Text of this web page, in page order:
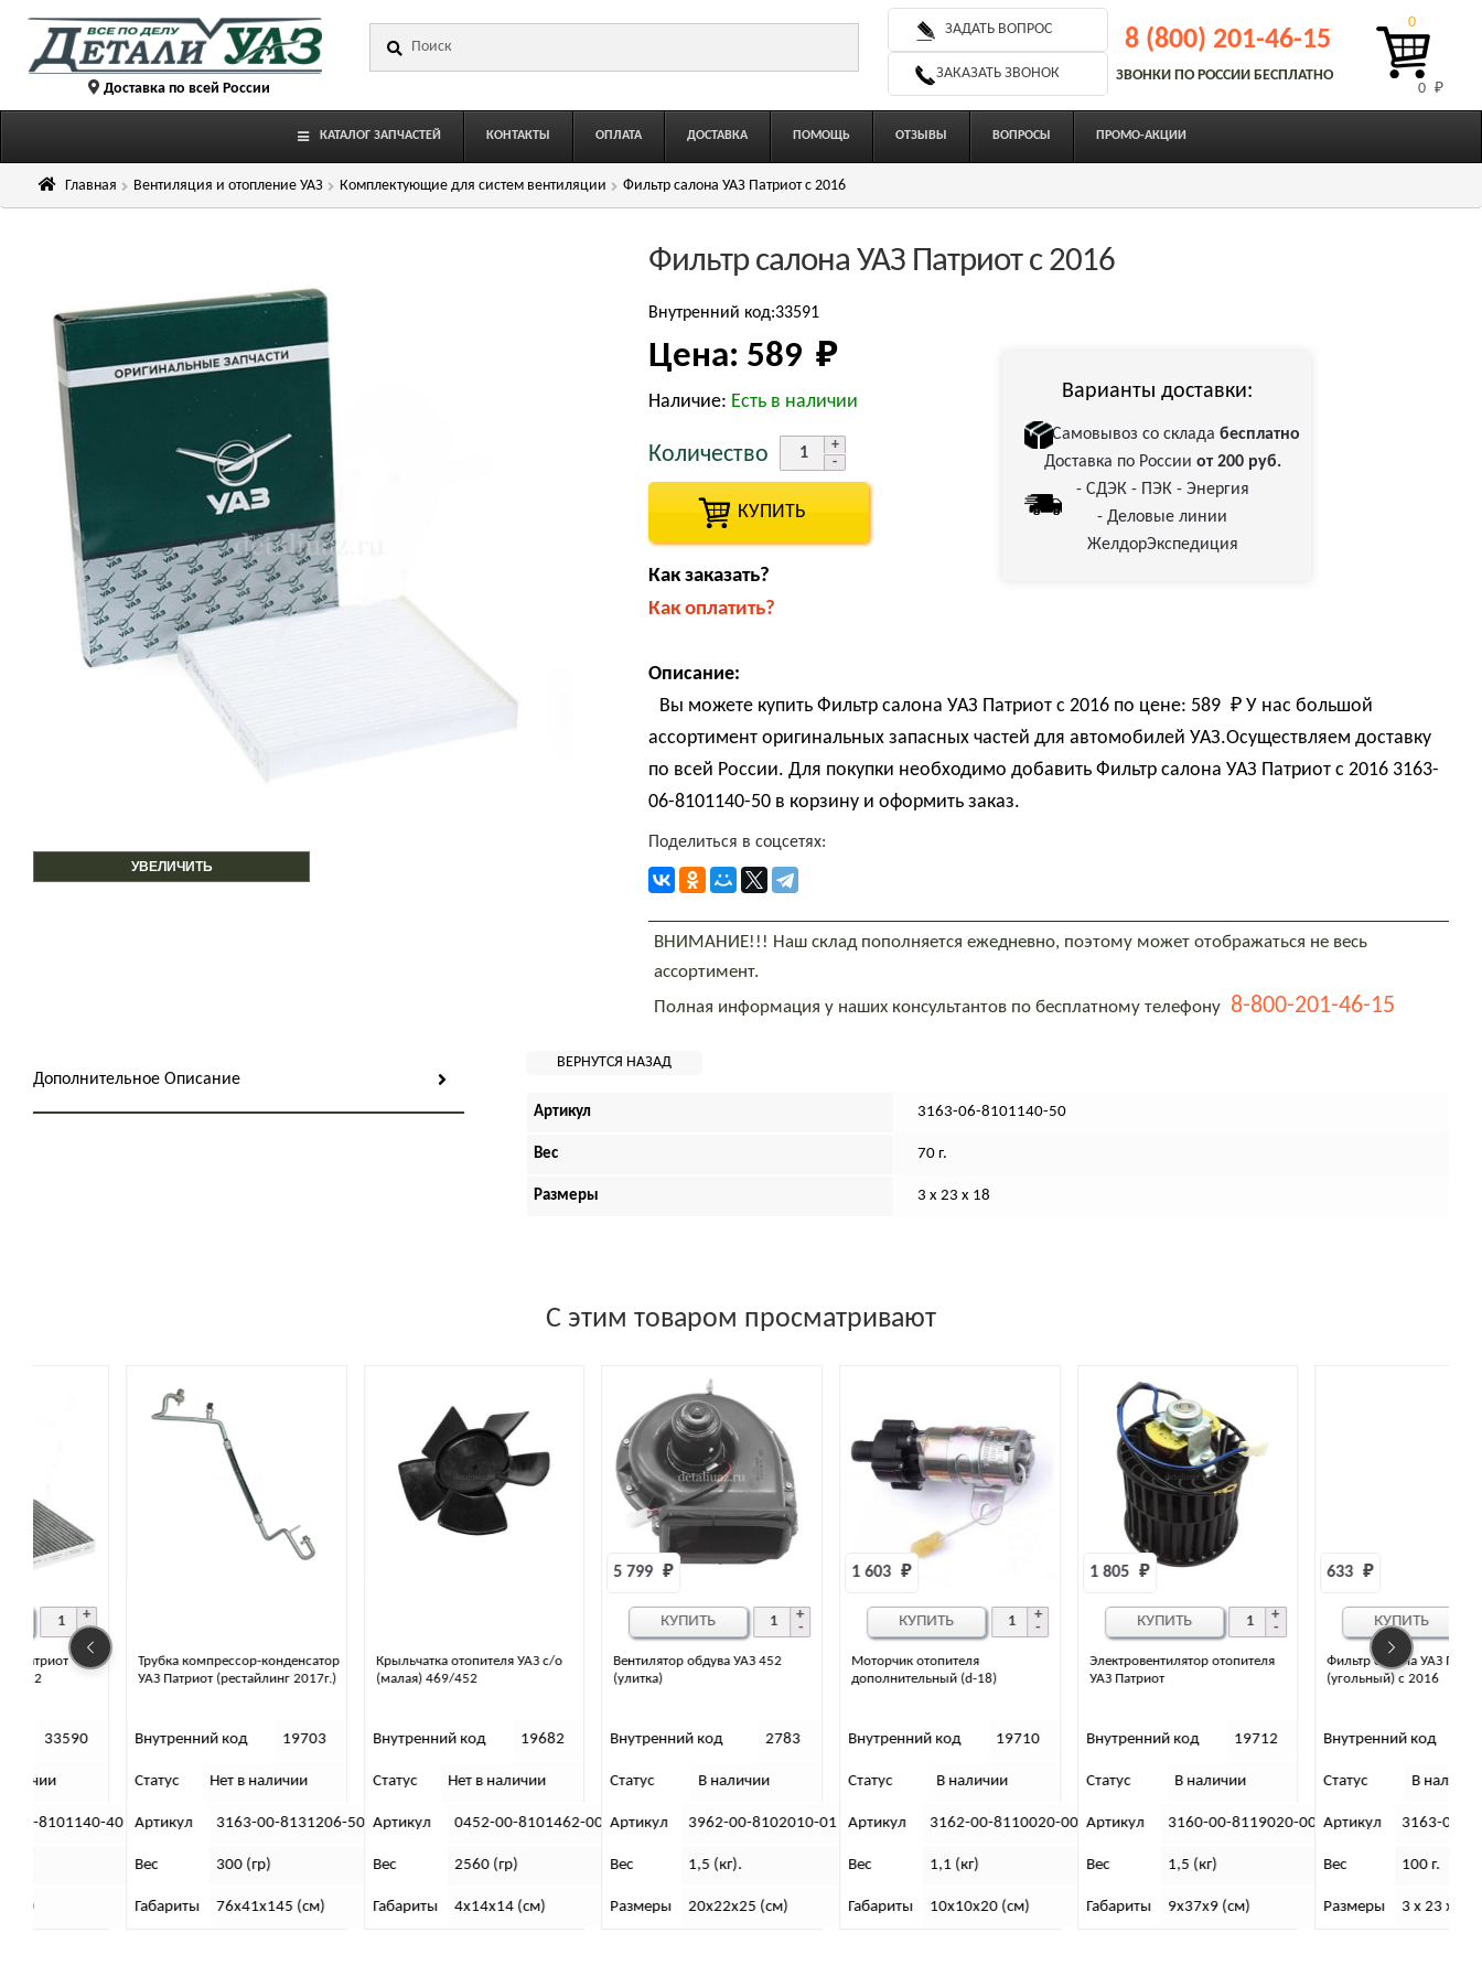
Перейти
Перейти
содержимому Доставка по всей России
ЗАДАТЬ ВОПРОС
ЗАКАЗАТЬ ЗВОНОК
8 (800) 201-46-15
ЗВОНКИ ПО РОССИИ БЕСПЛАТНО
0 ₽
0
КАТАЛОГ ЗАПЧАСТЕЙ КОНТАКТЫ ОПЛАТА ДОСТАВКА ПОМОЩЬ ОТЗЫВЫ ВОПРОСЫ ПРОМО-АКЦИИ
Главная Вентиляция и отопление УАЗ Комплектующие для систем вентиляции Фильтр салона УАЗ Патриот с 2016
УВЕЛИЧИТЬ
Фильтр салона УАЗ Патриот с 2016
Внутренний код:33591
Цена: 589 ₽
Наличие: Есть в наличии Варианты доставки:
Самовывоз со складабесплатно
Доставка по России от 200 руб.
- СДЭК - ПЭК - Энергия
- Деловые линии
ЖелдорЭкспедиция
Количество
КУПИТЬ
Как заказать?
Как оплатить?
Описание:
Вы можете купить Фильтр салона УАЗ Патриот с 2016 по цене: 589 ₽ У нас большой
ассортимент оригинальных запасных частей для автомобилей УАЗ.Осуществляем доставку
по всей России. Для покупки необходимо добавить Фильтр салона УАЗ Патриот с 2016 3163-
06-8101140-50 в корзину и оформить заказ.
Поделиться в соцсетях:
ВНИМАНИЕ!!! Наш склад пополняется ежедневно, поэтому может отображаться не весь
ассортимент.
Полная информация у наших консультантов по бесплатному телефону 8-800-201-46-15
Дополнительное Описание
Артикул 3163-06-8101140-50
Вес 70 г.
Размеры 3 х 23 х 18
С этим товаром просматривают
40
Трубка компрессор-конденсатор
УАЗ Патриот (рестайлинг 2017г.)
Внутренний код 19703
Статус Нет в наличии
Артикул 3163-00-8131206-50(52)
300 (гр)
76х41х145 (см)
Крыльчатка отопителя УАЗ с/о
(малая) 469/452
Внутренний код 19682
Статус Нет в наличии
Артикул 0452-00-8101462-00
2560 (гр)
Габариты 4х14х14 (см)
Вентилятор обдува УАЗ 452
Внутренний код 2783
Статус В наличии
Артикул 3962-00-8102010-01
1,5 (кг).
Размеры 20х22х25 (см)
Моторчик отопителя
дополнительный (d-18)
Внутренний код 19710
Статус В наличии
Артикул 3162-00-8110020-00
1,1 (кг)
Габариты 10х10х20 (см)
Электровентилятор отопителя
Внутренний код 19712
Статус В наличии
Артикул 3160-00-8119020-00
1,5 (кг)
Габариты 9х37х9 (см)
Фильтр салона УАЗ Патриот
(угольный) с 2016
Внутренний код 33592
Статус В наличии
Артикул 3163-06-8101140-60
100 г.
Размеры 3 х 23 х 18